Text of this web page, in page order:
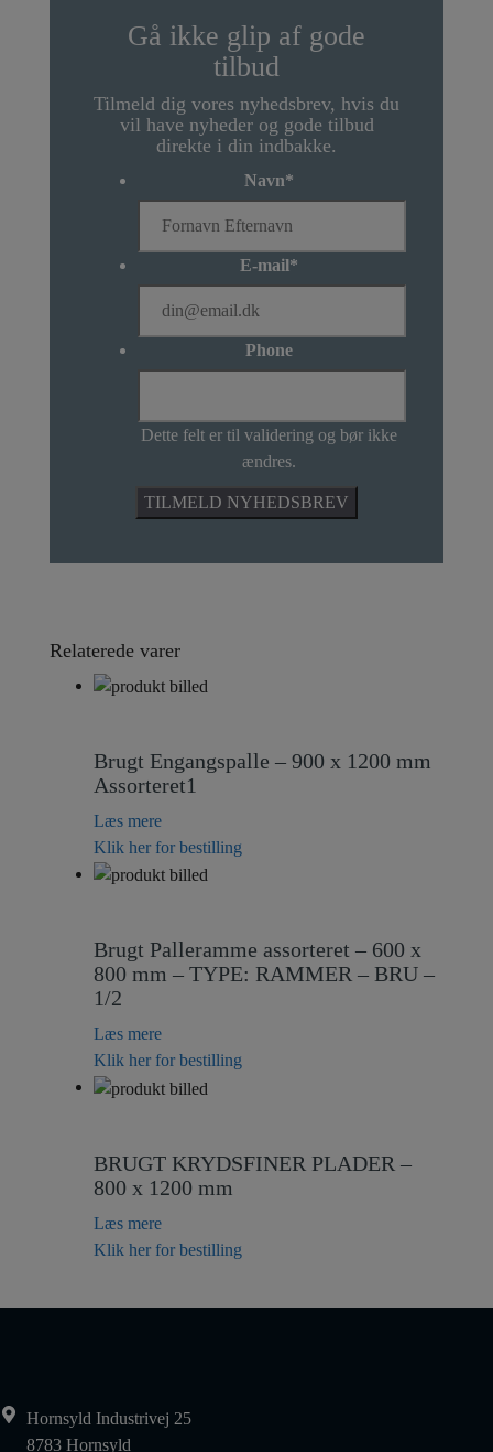
Gå ikke glip af gode
tilbud
Tilmeld dig vores nyhedsbrev, hvis du
vil have nyheder og gode tilbud
direkte i din indbakke.
Navn*
E-mail*
Phone
Dette felt er til validering og bør ikke
ændres.
Relaterede varer
Brugt Engangspalle – 900 x 1200 mm
Assorteret1
Læs mere
Klik her for bestilling
Brugt Palleramme assorteret – 600 x
800 mm – TYPE: RAMMER – BRU –
1/2
Læs mere
Klik her for bestilling
BRUGT KRYDSFINER PLADER –
800 x 1200 mm
Læs mere
Klik her for bestilling
Hornsyld Industrivej 25
8783 Hornsyld